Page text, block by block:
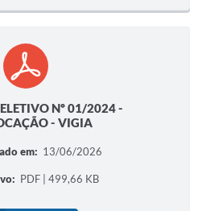
Nº 01/2024 -
- VIGIA
em: 13/06/2026
PDF | 499,66 KB